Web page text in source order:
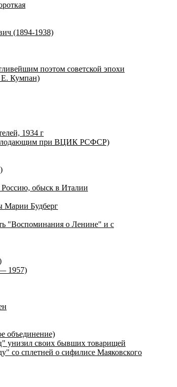
(1894-1938)
поэтом советской эпохи
Е. Кумпан)
1934 г
при ВЦИК РСФСР)
обыск в Италии
Марии Будберг
"Воспоминания о Ленине" и с
1957)
объединение)
унизил своих бывших товарищей
со сплетней о сифилисе Маяковского